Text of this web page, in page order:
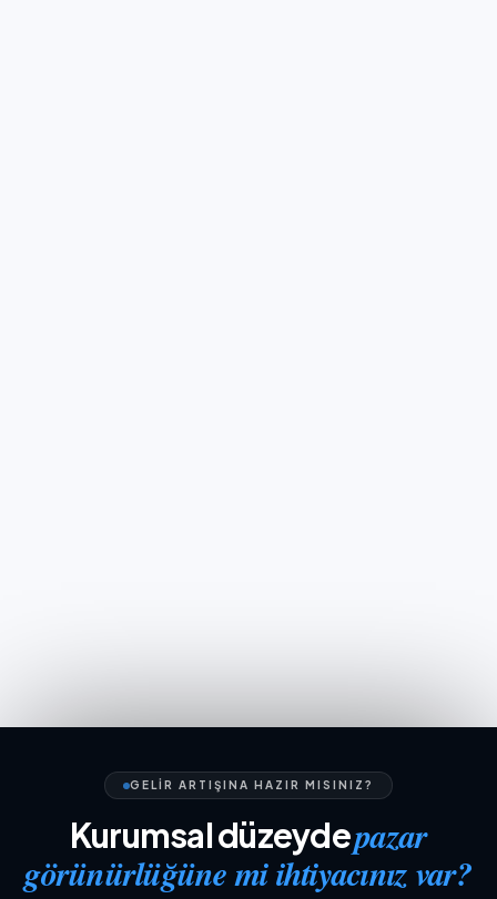
GELIR ARTIŞINA HAZIR MISINIZ?
Kurumsal düzeydepazar
görünürlüğüne mi ihtiyacınız var?